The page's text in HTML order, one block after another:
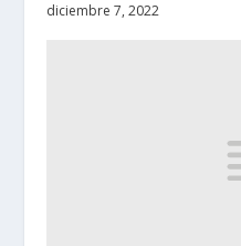
diciembre 7, 2022